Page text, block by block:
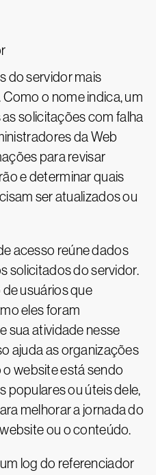
do servidor mais
o nome indica, um
solicitações com falha
da Web
para revisar
e determinar quais
ser atualizados ou
acesso reúne dados
solicitados do servidor.
de usuários que
eles foram
sua atividade nesse
ajuda as organizações
website está sendo
populares ou úteis dele,
melhorar a jornada do
ou o conteúdo.
um log do referenciador